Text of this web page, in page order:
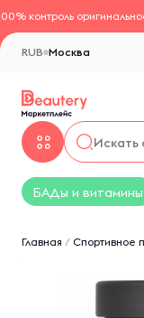
контроль
Москва
RUB
БАДы и витамины
Главная / Спортивное